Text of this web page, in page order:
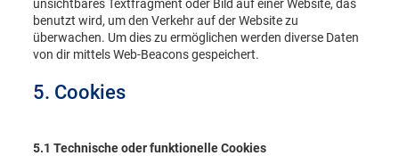
unsichtbares Textfragment oder Bild auf einer Website, das
benutzt wird, um den Verkehr auf der Website zu
überwachen. Um dies zu ermöglichen werden diverse Daten
von dir mittels Web-Beacons gespeichert.
5. Cookies
5.1 Technische oder funktionelle Cookies